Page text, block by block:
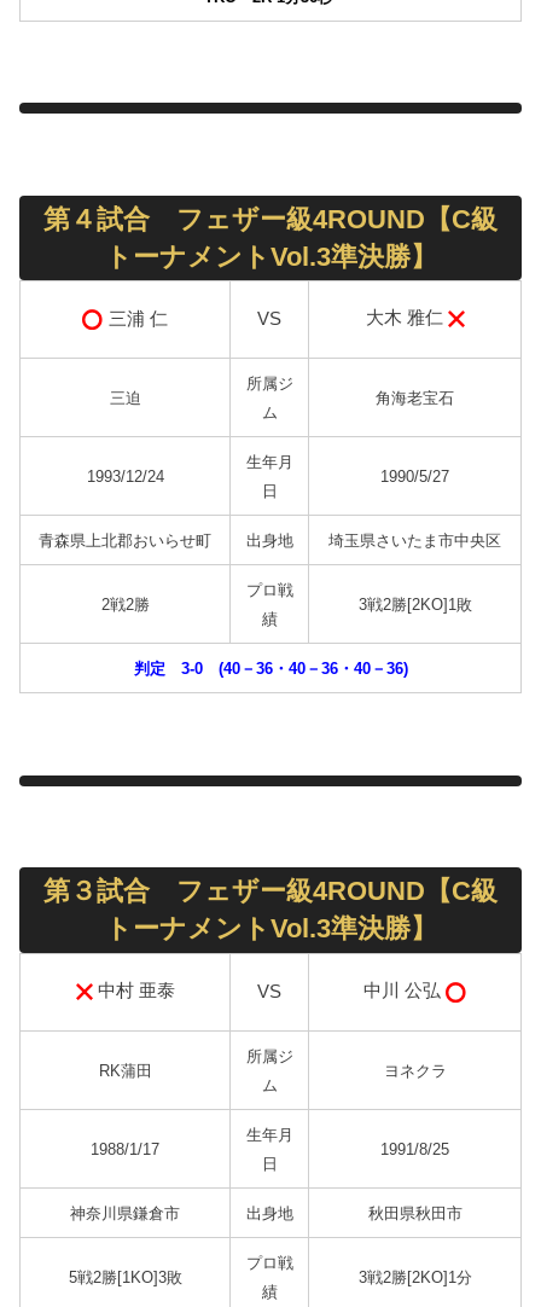
第４試合 フェザー級4ROUND【C級
トーナメントVol.3準決勝】
三浦 仁 VS 大木 雅仁
三迫
所属ジ
ム
角海老宝石
1993/12/24
生年月
日
1990/5/27
青森県上北郡おいらせ町 出身地 埼玉県さいたま市中央区
2戦2勝
プロ戦
績
3戦2勝[2KO]1敗
判定 3-0 (40－36・40－36・40－36)
第３試合 フェザー級4ROUND【C級
トーナメントVol.3準決勝】
中村 亜泰 VS 中川 公弘
RK蒲田
所属ジ
ム
ヨネクラ
1988/1/17
生年月
日
1991/8/25
神奈川県鎌倉市 出身地 秋田県秋田市
5戦2勝[1KO]3敗
プロ戦
績
3戦2勝[2KO]1分